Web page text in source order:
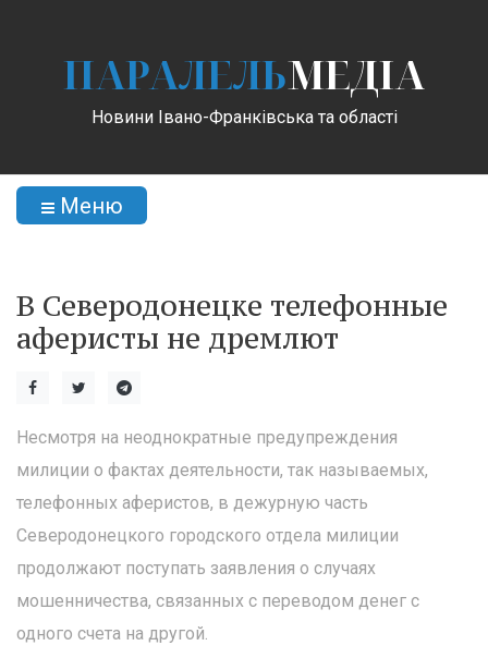
ПАРАЛЕЛЬМЕДІА
Новини Івано-Франківська та області
Меню
В Северодонецке телефонные
аферисты не дремлют
Несмотря на неоднократные предупреждения
милиции о фактах деятельности, так называемых,
телефонных аферистов, в дежурную часть
Северодонецкого городского отдела милиции
продолжают поступать заявления о случаях
мошенничества, связанных с переводом денег с
одного счета на другой.